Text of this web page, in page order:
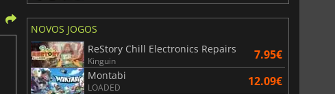
NOVOS JOGOS
ReStory Chill Electronics Repairs
Kinguin 7.95€
Montabi
LOADED 12.09€